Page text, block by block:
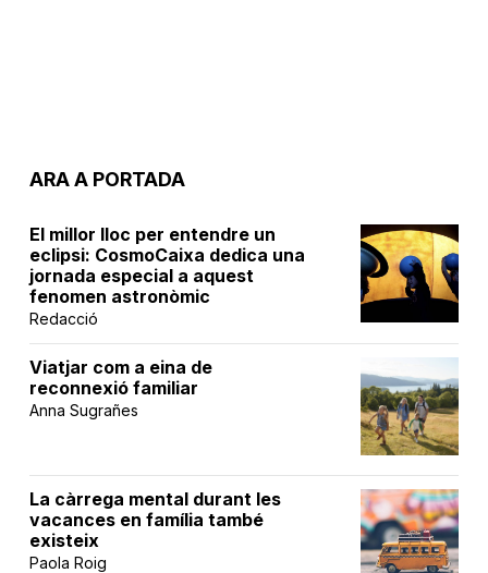
ARA A PORTADA
El millor lloc per entendre un
eclipsi: CosmoCaixa dedica una
jornada especial a aquest
fenomen astronòmic
Redacció
Viatjar com a eina de
reconnexió familiar
Anna Sugrañes
La càrrega mental durant les
vacances en família també
existeix
Paola Roig